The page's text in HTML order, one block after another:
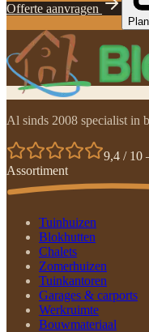
Offerte aanvragen
Al sinds 2008 specialist in
9,4 / 10
Assortiment
Tuinhuizen
Blokhutten
Chalets
Zomerhuizen
Tuinkantoren
Garages & carports
Werkruimte
Bouwmateriaal